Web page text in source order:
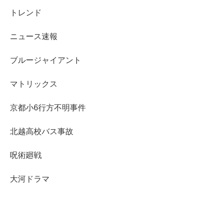
トレンド
ニュース速報
ブルージャイアント
マトリックス
京都小6行方不明事件
北越高校バス事故
呪術廻戦
大河ドラマ